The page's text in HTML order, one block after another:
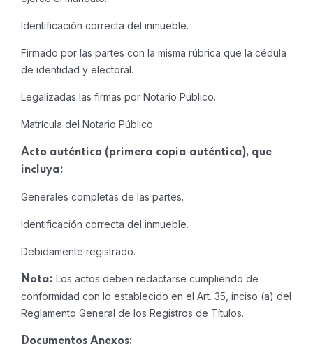
Identificación correcta del inmueble.
Firmado por las partes con la misma rúbrica que la cédula
de identidad y electoral.
Legalizadas las firmas por Notario Público.
Matrícula del Notario Público.
Acto auténtico (primera copia auténtica), que
incluya:
Generales completas de las partes.
Identificación correcta del inmueble.
Debidamente registrado.
Nota: Los actos deben redactarse cumpliendo de
conformidad con lo establecido en el Art. 35, inciso (a) del
Reglamento General de los Registros de Títulos.
Documentos Anexos: